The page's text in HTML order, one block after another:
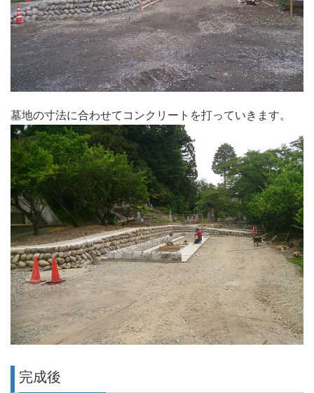
墓地の寸法に合わせてコンクリートを打っていきます。
完成後